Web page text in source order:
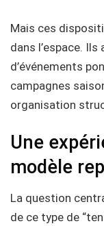
Mais ces
dans l’espace.
d’événements
campagnes
organisation
Une
modèle
La question
de ce type de